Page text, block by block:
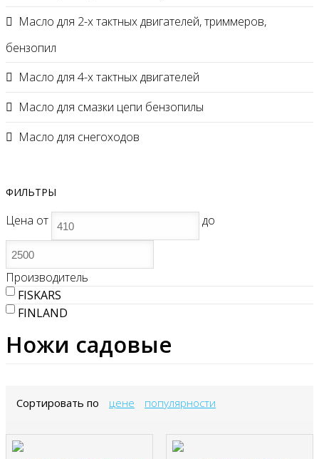
Масло для 2-х тактных двигателей, триммеров,
бензопил
Масло для 4-х тактных двигателей
Масло для смазки цепи бензопилы
Масло для снегоходов
ФИЛЬТРЫ
Цена от до
Производитель
FISKARS
FINLAND
Ножи садовые
Сортировать по цене популярности